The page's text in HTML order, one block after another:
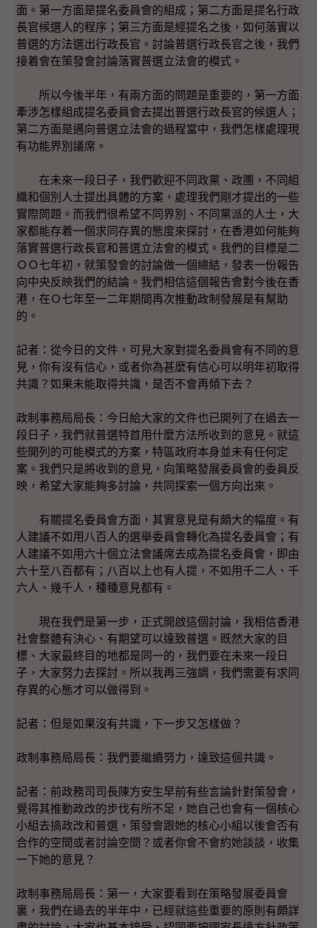
面。第一方面是提名委員會的組成；第二方面是提名行政
長官候選人的程序；第三方面是經提名之後，如何落實以
普選的方法選出行政長官。討論普選行政長官之後，我們
接着會在策發會討論落實普選立法會的模式。
所以今後半年，有兩方面的問題是重要的，第一方面
牽涉怎樣組成提名委員會去提出普選行政長官的候選人；
第二方面是邁向普選立法會的過程當中，我們怎樣處理現
有功能界別議席。
在未來一段日子，我們歡迎不同政黨、政團，不同組
織和個別人士提出具體的方案，處理我們剛才提出的一些
實際問題。而我們很希望不同界別、不同黨派的人士，大
家都能存着一個求同存異的態度來探討，在香港如何能夠
落實普選行政長官和普選立法會的模式。我們的目標是二
ＯＯ七年初，就策發會的討論做一個總結，發表一份報告
向中央反映我們的結論。我們相信這個報告會對今後在香
港，在Ｏ七年至一二年期間再次推動政制發展是有幫助
的。
記者：從今日的文件，可見大家對提名委員會有不同的意
見，你有沒有信心，或者你為甚麼有信心可以明年初取得
共識？如果未能取得共識，是否不會再傾下去？
政制事務局局長：今日給大家的文件也已開列了在過去一
段日子，我們就普選特首用什麼方法所收到的意見。就這
些開列的可能模式的方案，特區政府本身並未有任何定
案。我們只是將收到的意見，向策略發展委員會的委員反
映，希望大家能夠多討論，共同探索一個方向出來。
有關提名委員會方面，其實意見是有頗大的幅度。有
人建議不如用八百人的選舉委員會轉化為提名委員會；有
人建議不如用六十個立法會議席去成為提名委員會，即由
六十至八百都有；八百以上也有人提，不如用千二人、千
六人、幾千人，種種意見都有。
現在我們是第一步，正式開啟這個討論，我相信香港
社會整體有決心、有期望可以達致普選。既然大家的目
標、大家最終目的地都是同一的，我們要在未來一段日
子，大家努力去探討。所以我再三強調，我們需要有求同
存異的心態才可以做得到。
記者：但是如果沒有共識，下一步又怎樣做？
政制事務局局長：我們要繼續努力，達致這個共識。
記者：前政務司司長陳方安生早前有些言論針對策發會，
覺得其推動政改的步伐有所不足，她自己也會有一個核心
小組去搞政改和普選，策發會跟她的核心小組以後會否有
合作的空間或者討論空間？或者你會不會約她談談，收集
一下她的意見？
政制事務局局長：第一，大家要看到在策略發展委員會
裏，我們在過去的半年中，已經就這些重要的原則有頗詳